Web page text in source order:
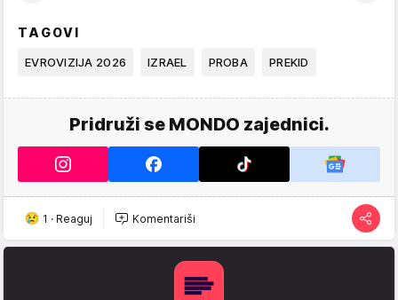
TAGOVI
EVROVIZIJA 2026 IZRAEL PROBA PREKID
Pridruži se MONDO zajednici.
1 · Reaguj Komentariši